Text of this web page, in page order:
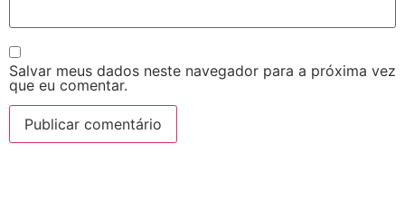
Salvar meus dados neste navegador para a próxima vez
que eu comentar.